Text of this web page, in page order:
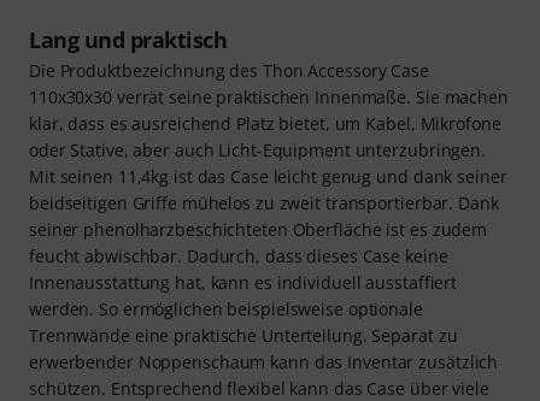
Lang und praktisch
Die Produktbezeichnung des Thon Accessory Case
110x30x30 verrät seine praktischen Innenmaße. Sie machen
klar, dass es ausreichend Platz bietet, um Kabel, Mikrofone
oder Stative, aber auch Licht-Equipment unterzubringen.
Mit seinen 11,4kg ist das Case leicht genug und dank seiner
beidseitigen Griffe mühelos zu zweit transportierbar. Dank
seiner phenolharzbeschichteten Oberfläche ist es zudem
feucht abwischbar. Dadurch, dass dieses Case keine
Innenausstattung hat, kann es individuell ausstaffiert
werden. So ermöglichen beispielsweise optionale
Trennwände eine praktische Unterteilung. Separat zu
erwerbender Noppenschaum kann das Inventar zusätzlich
schützen. Entsprechend flexibel kann das Case über viele